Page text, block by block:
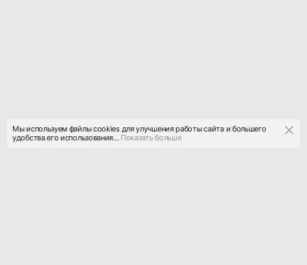
Мы используем файлы cookies для улучшения работы сайта и большего
удобства его использования...Показать больше